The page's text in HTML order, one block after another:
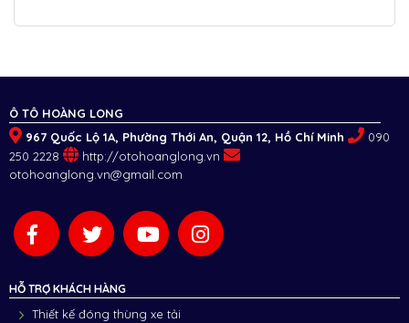
Ô TÔ HOÀNG LONG
967 Quốc Lộ 1A, Phường Thới An, Quận 12, Hồ Chí Minh
090
250 2228
http://otohoanglong.vn
otohoanglong.vn@gmail.com
HỖ TRỢ KHÁCH HÀNG
Thiết kế đóng thùng xe tải